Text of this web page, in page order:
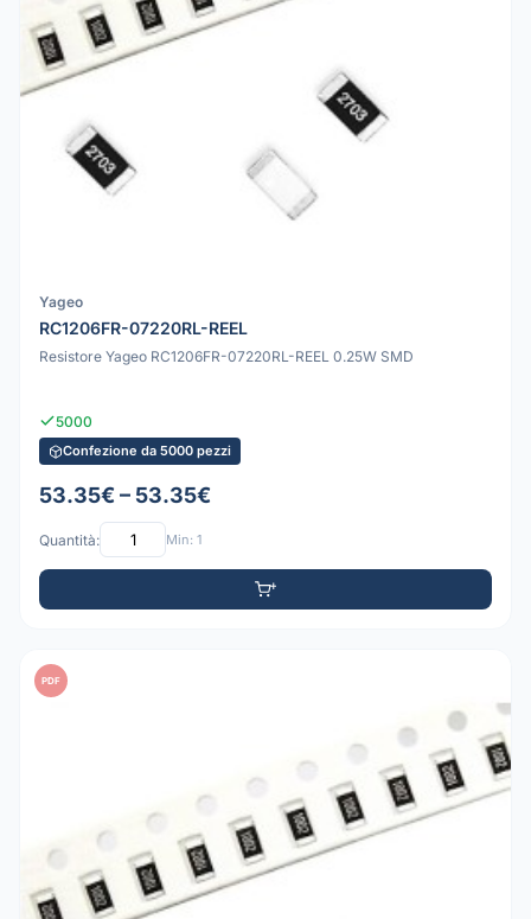
Yageo
RC1206FR-07220RL-REEL
Resistore Yageo RC1206FR-07220RL-REEL 0.25W SMD
5000
Confezione da 5000 pezzi
53.35€ – 53.35€
Quantità: Min: 1
PDF